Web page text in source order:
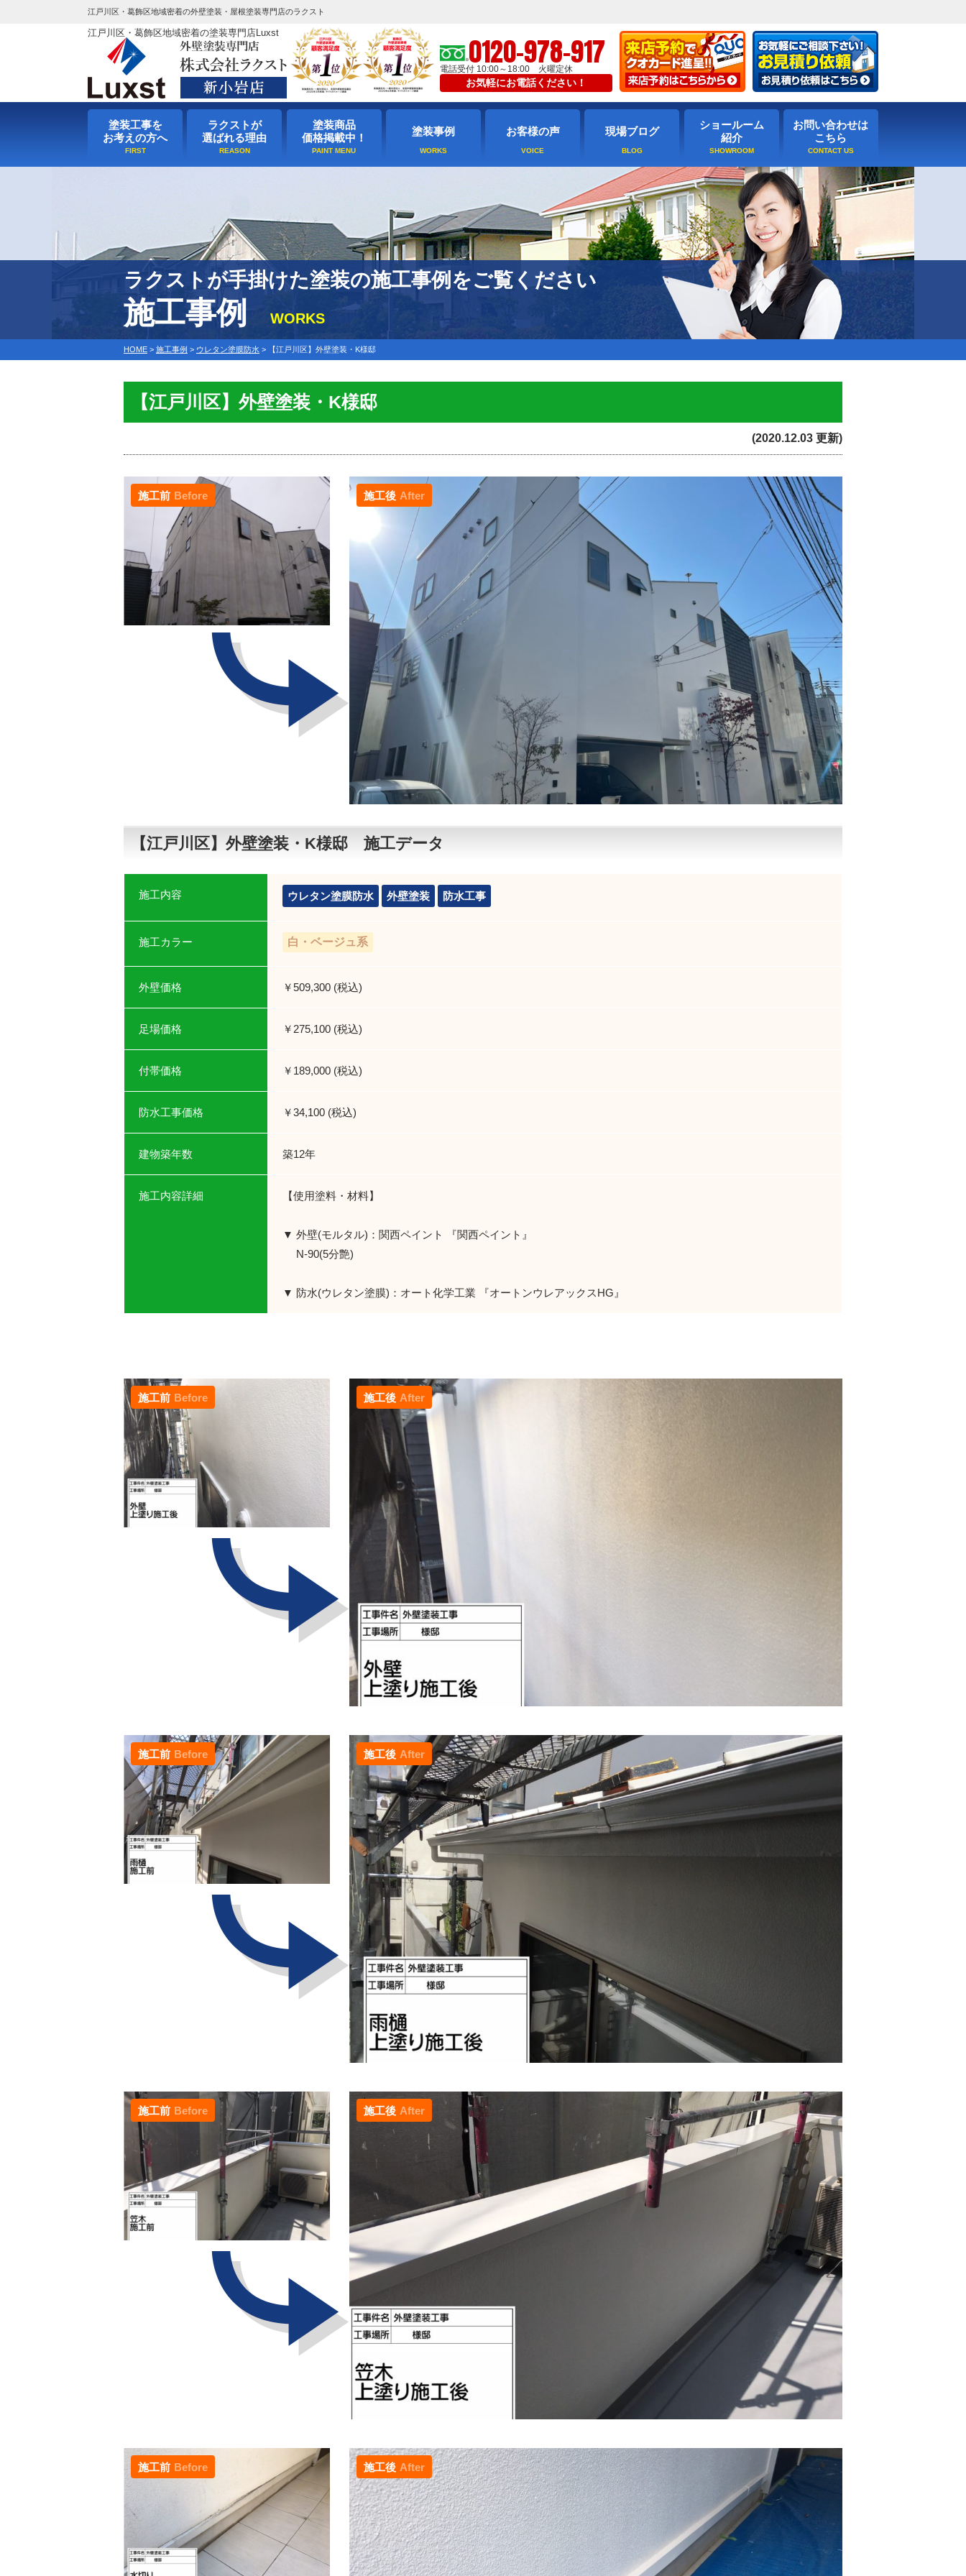
江戸川区・葛飾区地域密着の外壁塗装・屋根塗装専門店のラクスト
江戸川区・葛飾区地域密着の塗装専門店Luxst 0120-978-917
電話受付 10:00～18:00 火曜定休
お気軽にお電話ください！
塗装工事を
お考えの方へ
ラクストが
選ばれる理由
塗装商品
価格掲載中！
塗装事例 お客様の声 現場ブログ
ショールーム
紹介
お問い合わせは
こちら
ラクストが手掛けた塗装の施工事例をご覧ください
施工事例 WORKS
HOME > 施工事例 > ウレタン塗膜防水 > 【江戸川区】外壁塗装・K様邸
【江戸川区】外壁塗装・K様邸
(2020.12.03 更新)
施工後 After
施工前 Before
【江戸川区】外壁塗装・K様邸 施工データ
施工内容 ウレタン塗膜防水 外壁塗装 防水工事
施工カラー 白・ベージュ系
外壁価格 ￥509,300 (税込)
足場価格 ￥275,100 (税込)
付帯価格 ￥189,000 (税込)
防水工事価格 ￥34,100 (税込)
建物築年数 築12年
施工内容詳細 【使用塗料・材料】
▼ 外壁(モルタル)：関西ペイント 『関西ペイント』
N-90(5分艶)
▼ 防水(ウレタン塗膜)：オート化学工業 『オートンウレアックスHG』
施工前 Before 施工後 After
施工前 Before 施工後 After
施工前 Before 施工後 After
施工前 Before 施工後 After